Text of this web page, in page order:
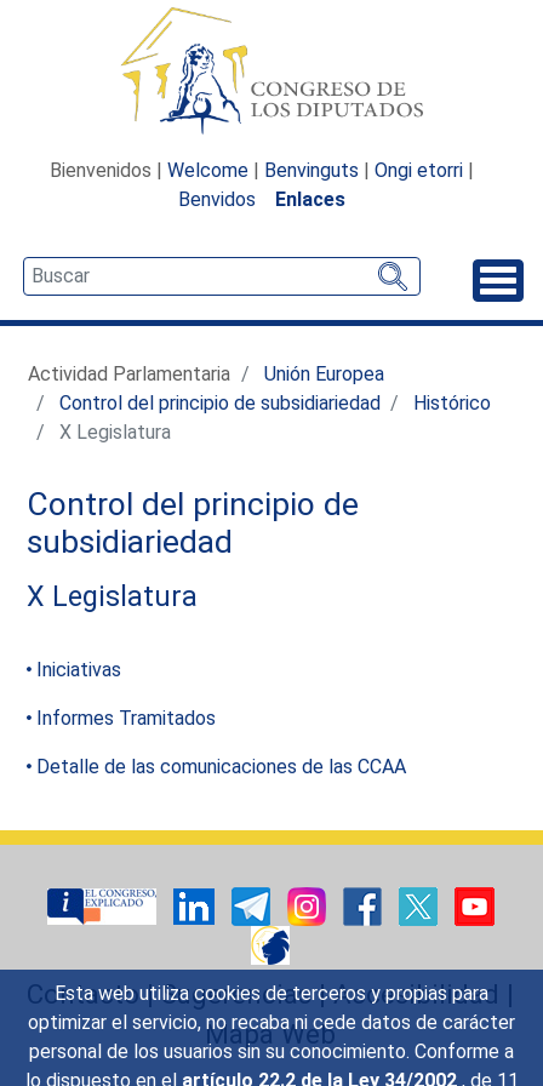
Esta web utiliza cookies de terceros y propias para
optimizar el servicio, no recaba ni cede datos de carácter
personal de los usuarios sin su conocimiento. Conforme a
lo dispuesto en el artículo 22.2 de la Ley 34/2002 , de 11
Bienvenidos | Welcome | Benvinguts | Ongi etorri |
Benvidos
Enlaces
Actividad Parlamentaria
Unión Europea
Control del principio de subsidiariedad
Histórico
X Legislatura
Control del principio de
subsidiariedad
X Legislatura
Iniciativas
Informes Tramitados
Detalle de las comunicaciones de las CCAA
Contacto|Sugerencias|Accesibilidad |
Mapa Web